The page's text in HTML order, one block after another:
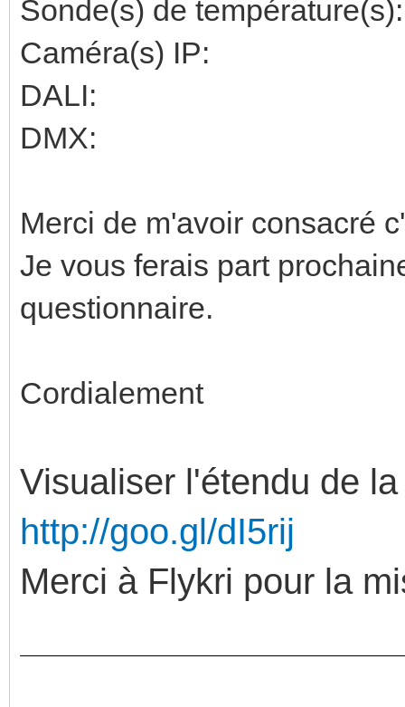
Sonde(s) de température(s):
Caméra(s) IP:
DALI:
DMX:
Merci de m'avoir consacré
Je vous ferais part
questionnaire.
Cordialement
Visualiser l'étendu de
http://goo.gl/dI5rij
Merci à Flykri pour la